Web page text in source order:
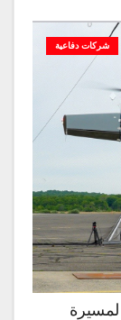
شركات دفاعية
لمسيرة